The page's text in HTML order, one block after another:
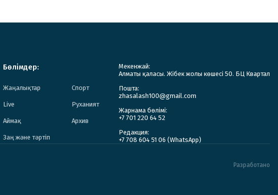
Бөлімдер:
Жаңалықтар Спорт
Live Руханият
Аймақ Архив
Заң және тәртіп
Мекенжай:
Алматы қаласы. Жібек жолы көшесі 50. БЦ Квартал
Пошта:
zhasalash100@gmail.com
Жарнама бөлімі:
+7 701 220 64 52
Редакция:
+7 708 604 51 06 (WhatsApp)
Разработано